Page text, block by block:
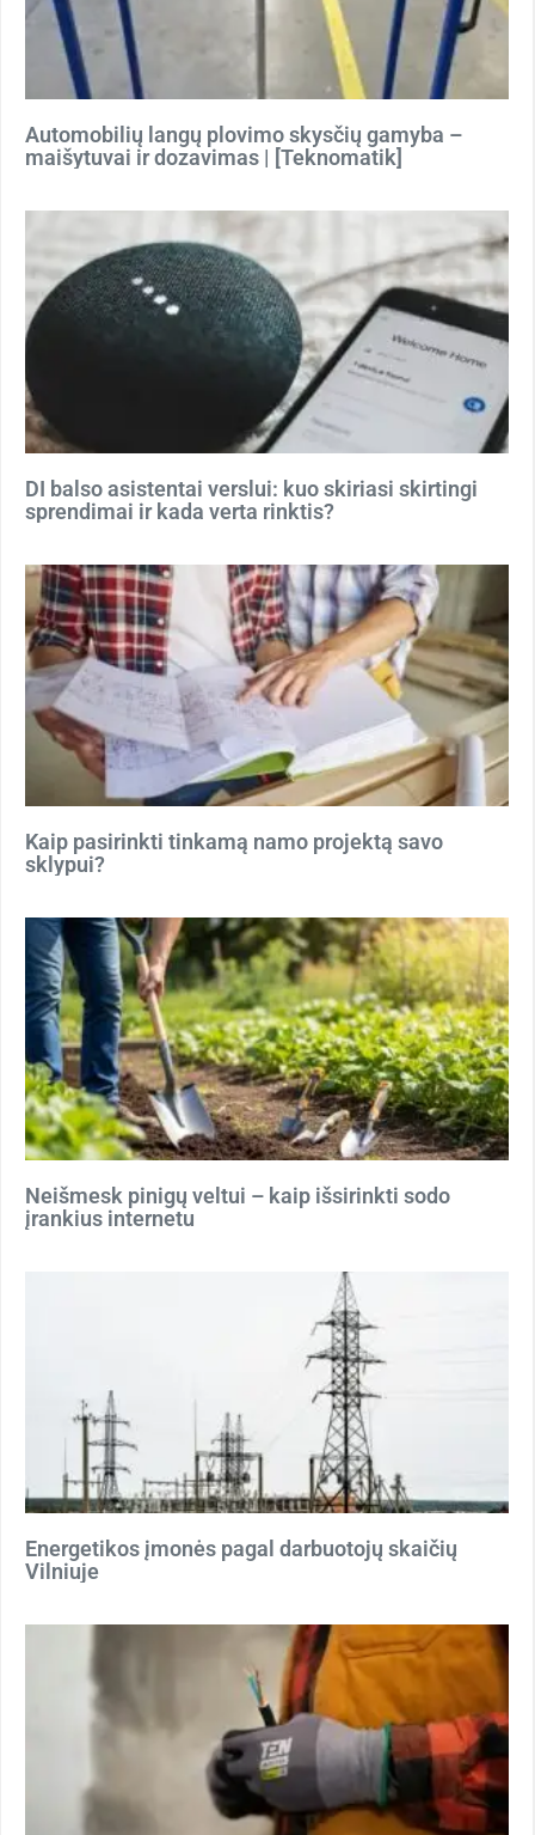
Automobilių langų plovimo skysčių gamyba –
maišytuvai ir dozavimas | [Teknomatik]
DI balso asistentai verslui: kuo skiriasi skirtingi
sprendimai ir kada verta rinktis?
Kaip pasirinkti tinkamą namo projektą savo
sklypui?
Neišmesk pinigų veltui – kaip išsirinkti sodo
įrankius internetu
Energetikos įmonės pagal darbuotojų skaičių
Vilniuje